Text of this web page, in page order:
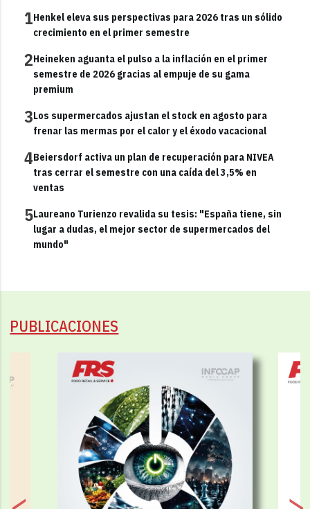
1Henkel eleva sus perspectivas para 2026 tras un sólido
crecimiento en el primer semestre
2Heineken aguanta el pulso a la inflación en el primer
semestre de 2026 gracias al empuje de su gama
premium
3Los supermercados ajustan el stock en agosto para
frenar las mermas por el calor y el éxodo vacacional
4Beiersdorf activa un plan de recuperación para NIVEA
tras cerrar el semestre con una caída del 3,5% en
ventas
5Laureano Turienzo revalida su tesis: "España tiene, sin
lugar a dudas, el mejor sector de supermercados del
mundo"
PUBLICACIONES